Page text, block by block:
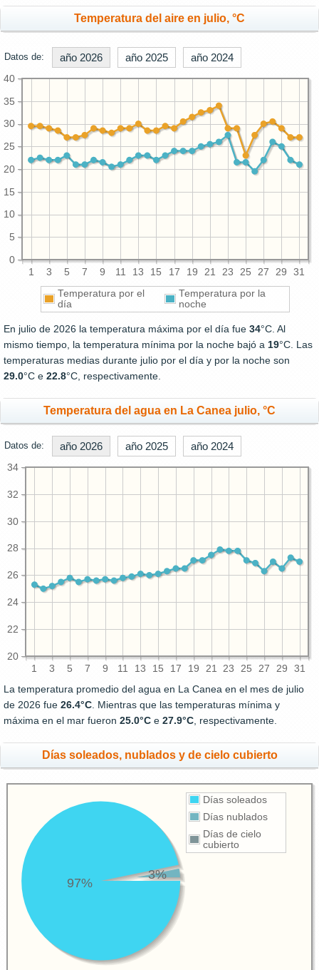
Temperatura del aire en julio, °C
Datos de: año 2026 año 2025 año 2024
1 3 5 7 9 11 13 15 17 19 21 23 25 27 29 31
0
5
10
15
20
25
30
35
40
Temperatura por el
día
Temperatura por la
noche
En julio de 2026 la temperatura máxima por el día fue 34°C. Al
mismo tiempo, la temperatura mínima por la noche bajó a 19°C. Las
temperaturas medias durante julio por el día y por la noche son
29.0°C e 22.8°C, respectivamente.
Temperatura del agua en La Canea julio, °C
Datos de: año 2026 año 2025 año 2024
1 3 5 7 9 11 13 15 17 19 21 23 25 27 29 31
20
22
24
26
28
30
32
34
La temperatura promedio del agua en La Canea en el mes de julio
de 2026 fue 26.4°C. Mientras que las temperaturas mínima y
máxima en el mar fueron 25.0°C e 27.9°C, respectivamente.
Días soleados, nublados y de cielo cubierto
Días soleados
Días nublados
Días de cielo
cubierto
97%
3%